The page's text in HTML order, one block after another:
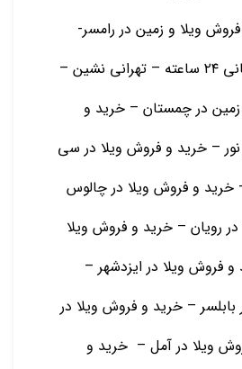
ویلا و زمین در رامسر-
ویلا در شهرک با نگهبانی ۲۴ ساعته – تهرانی نشین –
در چمستان – خرید و
– خرید و فروش ویلا در سی
و فروش ویلا در چالوس
رویان – خرید و فروش ویلا
فروش ویلا در ایزدشهر –
– خرید و فروش ویلا در
ویلا در آمل – خرید و